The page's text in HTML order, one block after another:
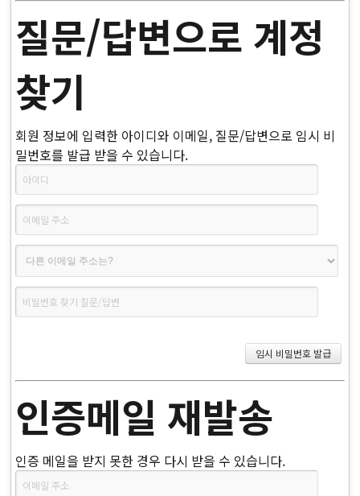
질문/답변으로 계정
찾기
회원 정보에 입력한 아이디와 이메일, 질문/답변으로 임시 비
밀번호를 발급 받을 수 있습니다.
인증메일 재발송
인증 메일을 받지 못한 경우 다시 받을 수 있습니다.